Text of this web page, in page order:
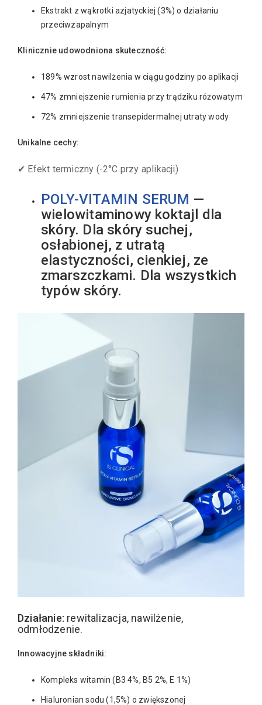
Ekstrakt z wąkrotki azjatyckiej (3%) o działaniu
przeciwzapalnym
Klinicznie udowodniona skuteczność:
189% wzrost nawilżenia w ciągu godziny po aplikacji
47% zmniejszenie rumienia przy trądziku różowatym
72% zmniejszenie transepidermalnej utraty wody
Unikalne cechy:
✔ Efekt termiczny (-2°C przy aplikacji)
POLY-VITAMIN SERUM —
wielowitaminowy koktajl dla
skóry. Dla skóry suchej,
osłabionej, z utratą
elastyczności, cienkiej, ze
zmarszczkami. Dla wszystkich
typów skóry.
Działanie: rewitalizacja, nawilżenie,
odmłodzenie.
Innowacyjne składniki:
Kompleks witamin (B3 4%, B5 2%, E 1%)
Hialuronian sodu (1,5%) o zwiększonej